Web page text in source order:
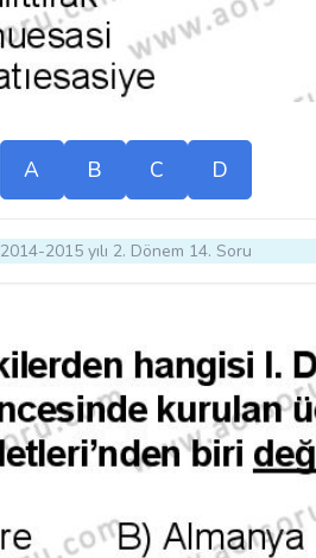
A B C D
2014-2015 yılı 2. Dönem 14. Soru